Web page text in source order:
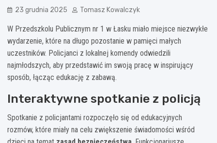
23 grudnia 2025 Tomasz Kowalczyk
W Przedszkolu Publicznym nr 1 w Łasku miało miejsce niezwykłe
wydarzenie, które na długo pozostanie w pamięci małych
uczestników. Policjanci z lokalnej komendy odwiedzili
najmłodszych, aby przedstawić im swoją pracę w inspirujący
sposób, łącząc edukację z zabawą.
Interaktywne spotkanie z policją
Spotkanie z policjantami rozpoczęło się od edukacyjnych
rozmów, które miały na celu zwiększenie świadomości wśród